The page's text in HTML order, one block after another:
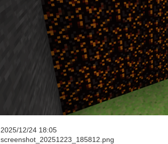
2025/12/24 18:05
screenshot_20251223_185812.png